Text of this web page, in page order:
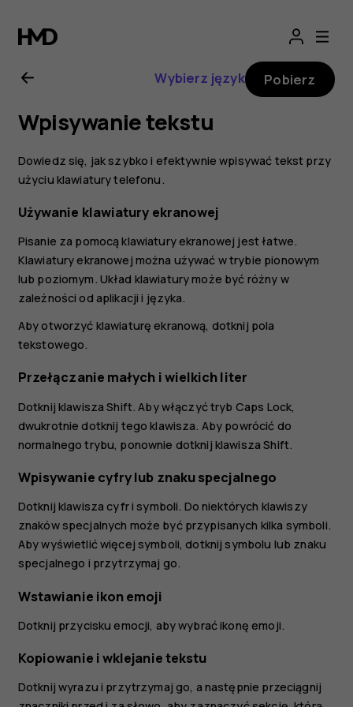
Nokia
8.1
—
instrukcja
obsługi
Wybierz język Pobierz
Wpisywanie tekstu
Dowiedz się, jak szybko i efektywnie wpisywać tekst przy
użyciu klawiatury telefonu.
Używanie klawiatury ekranowej
Pisanie za pomocą klawiatury ekranowej jest łatwe.
Klawiatury ekranowej można używać w trybie pionowym
lub poziomym. Układ klawiatury może być różny w
zależności od aplikacji i języka.
Aby otworzyć klawiaturę ekranową, dotknij pola
tekstowego.
Przełączanie małych i wielkich liter
Dotknij klawisza Shift. Aby włączyć tryb Caps Lock,
dwukrotnie dotknij tego klawisza. Aby powrócić do
normalnego trybu, ponownie dotknij klawisza Shift.
Wpisywanie cyfry lub znaku specjalnego
Dotknij klawisza cyfr i symboli. Do niektórych klawiszy
znaków specjalnych może być przypisanych kilka symboli.
Aby wyświetlić więcej symboli, dotknij symbolu lub znaku
specjalnego i przytrzymaj go.
Wstawianie ikon emoji
Dotknij przycisku emocji, aby wybrać ikonę emoji.
Kopiowanie i wklejanie tekstu
Dotknij wyrazu i przytrzymaj go, a następnie przeciągnij